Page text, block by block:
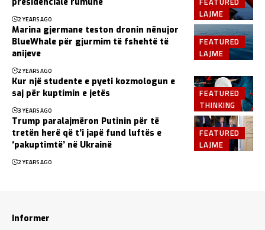
LAJME
2 YEARS AGO
FEATURED
LAJME
Marina gjermane teston dronin nënujor
BlueWhale për gjurmim të fshehtë të
anijeve
2 YEARS AGO
FEATURED
THINKING
Kur një studente e pyeti kozmologun e
saj për kuptimin e jetës
3 YEARS AGO
FEATURED
LAJME
Trump paralajmëron Putinin për të
tretën herë që t’i japë fund luftës e
‘pakuptimtë’ në Ukrainë
2 YEARS AGO
Informer